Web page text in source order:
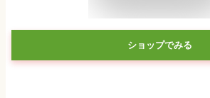
ショップでみる